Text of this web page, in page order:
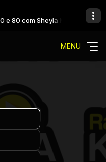
e 80 com Sheyla Mello
MENU